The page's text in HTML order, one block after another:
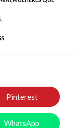
Pinterest
WhatsApp